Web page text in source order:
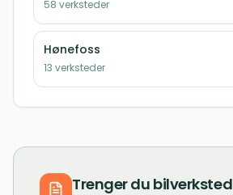
58 verksteder
Hønefoss
13 verksteder
Trenger du bilverksted